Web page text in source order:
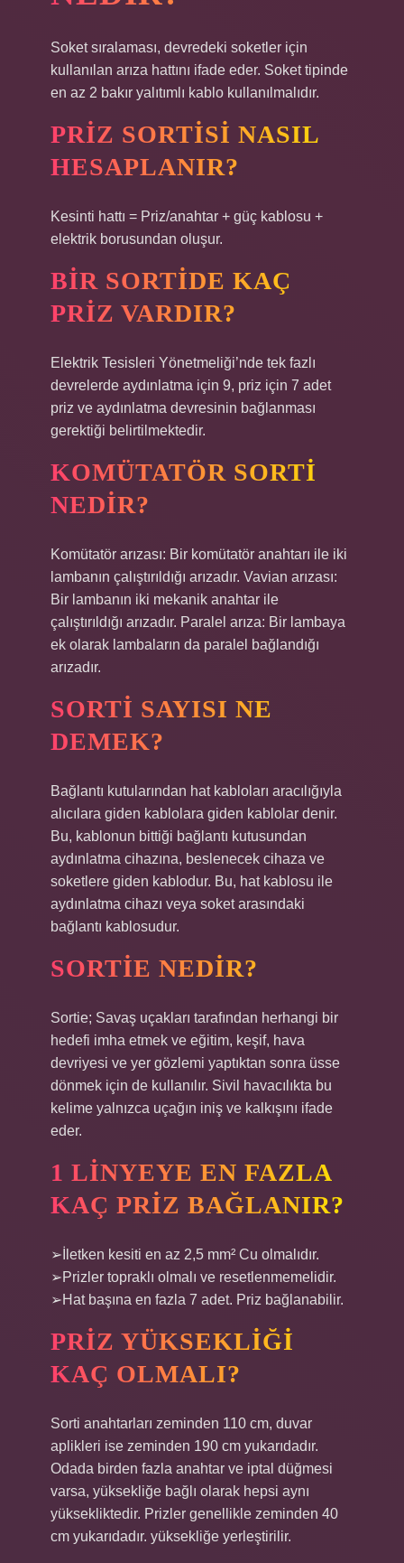
Soket sıralaması, devredeki soketler için
kullanılan arıza hattını ifade eder. Soket tipinde
en az 2 bakır yalıtımlı kablo kullanılmalıdır.
PRIZ SORTISI NASIL
HESAPLANIR?
Kesinti hattı = Priz/anahtar + güç kablosu +
elektrik borusundan oluşur.
BIR SORTIDE KAÇ
PRIZ VARDIR?
Elektrik Tesisleri Yönetmeliği’nde tek fazlı
devrelerde aydınlatma için 9, priz için 7 adet
priz ve aydınlatma devresinin bağlanması
gerektiği belirtilmektedir.
KOMÜTATÖR SORTI
NEDIR?
Komütatör arızası: Bir komütatör anahtarı ile iki
lambanın çalıştırıldığı arızadır. Vavian arızası:
Bir lambanın iki mekanik anahtar ile
çalıştırıldığı arızadır. Paralel arıza: Bir lambaya
ek olarak lambaların da paralel bağlandığı
arızadır.
SORTI SAYISI NE
DEMEK?
Bağlantı kutularından hat kabloları aracılığıyla
alıcılara giden kablolara giden kablolar denir.
Bu, kablonun bittiği bağlantı kutusundan
aydınlatma cihazına, beslenecek cihaza ve
soketlere giden kablodur. Bu, hat kablosu ile
aydınlatma cihazı veya soket arasındaki
bağlantı kablosudur.
SORTIE NEDIR?
Sortie; Savaş uçakları tarafından herhangi bir
hedefi imha etmek ve eğitim, keşif, hava
devriyesi ve yer gözlemi yaptıktan sonra üsse
dönmek için de kullanılır. Sivil havacılıkta bu
kelime yalnızca uçağın iniş ve kalkışını ifade
eder.
1 LINYEYE EN FAZLA
KAÇ PRIZ BAĞLANIR?
➢İletken kesiti en az 2,5 mm² Cu olmalıdır.
➢Prizler topraklı olmalı ve resetlenmemelidir.
➢Hat başına en fazla 7 adet. Priz bağlanabilir.
PRIZ YÜKSEKLIĞI
KAÇ OLMALI?
Sorti anahtarları zeminden 110 cm, duvar
aplikleri ise zeminden 190 cm yukarıdadır.
Odada birden fazla anahtar ve iptal düğmesi
varsa, yüksekliğe bağlı olarak hepsi aynı
yüksekliktedir. Prizler genellikle zeminden 40
cm yukarıdadır. yüksekliğe yerleştirilir.